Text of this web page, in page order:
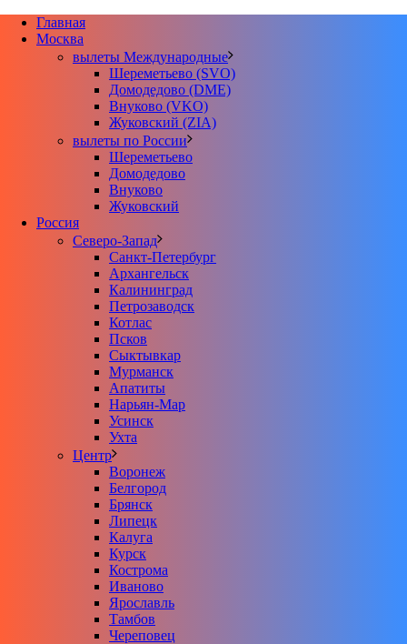
Главная
Москва
вылеты Международные
Шереметьево (SVO)
Домодедово (DME)
Внуково (VKO)
Жуковский (ZIA)
вылеты по России
Шереметьево
Домодедово
Внуково
Жуковский
Россия
Северо-Запад
Санкт-Петербург
Архангельск
Калининград
Петрозаводск
Котлас
Псков
Сыктывкар
Мурманск
Апатиты
Нарьян-Мар
Усинск
Ухта
Центр
Воронеж
Белгород
Брянск
Липецк
Калуга
Курск
Кострома
Иваново
Ярославль
Тамбов
Череповец